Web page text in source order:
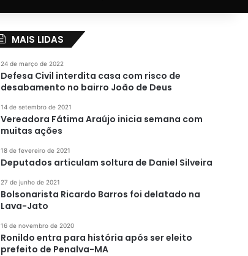
MAIS LIDAS
24 de março de 2022
Defesa Civil interdita casa com risco de
desabamento no bairro João de Deus
14 de setembro de 2021
Vereadora Fátima Araújo inicia semana com
muitas ações
18 de fevereiro de 2021
Deputados articulam soltura de Daniel Silveira
27 de junho de 2021
Bolsonarista Ricardo Barros foi delatado na
Lava-Jato
16 de novembro de 2020
Ronildo entra para história após ser eleito
prefeito de Penalva-MA